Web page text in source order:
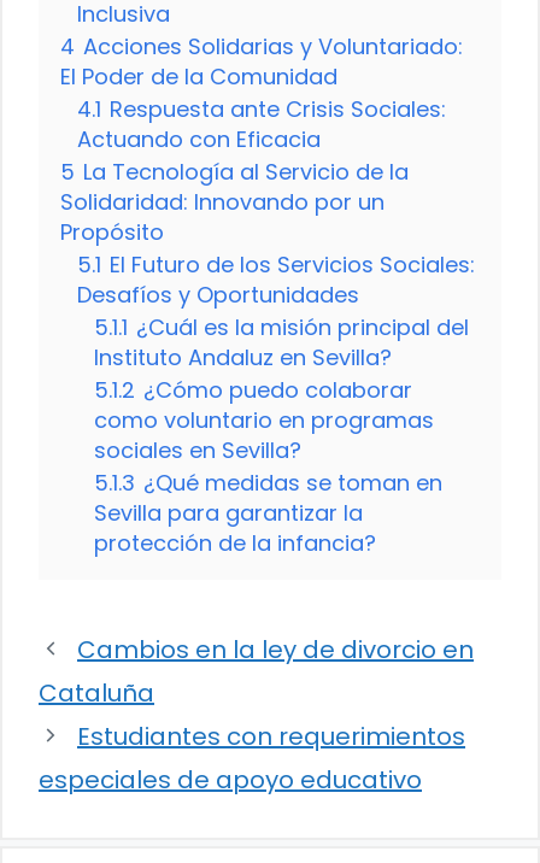
Inclusiva
4 Acciones Solidarias y Voluntariado:
El Poder de la Comunidad
4.1 Respuesta ante Crisis Sociales:
Actuando con Eficacia
5 La Tecnología al Servicio de la
Solidaridad: Innovando por un
Propósito
5.1 El Futuro de los Servicios Sociales:
Desafíos y Oportunidades
5.1.1 ¿Cuál es la misión principal del
Instituto Andaluz en Sevilla?
5.1.2 ¿Cómo puedo colaborar
como voluntario en programas
sociales en Sevilla?
5.1.3 ¿Qué medidas se toman en
Sevilla para garantizar la
protección de la infancia?
Cambios en la ley de divorcio en
Cataluña
Estudiantes con requerimientos
especiales de apoyo educativo